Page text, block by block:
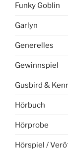
Funky Goblin
Garlyn
Generelles
Gewinnspiel
Gusbird &
Hörbuch
Hörprobe
Hörspiel /